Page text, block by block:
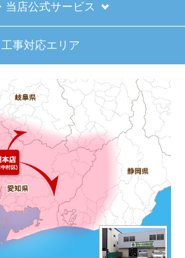
給湯器 【注文時期】2025
ルから）
だ理由は？】
いて2回目の利用です。価格が
の構成から見てしっかりして
いたので再度利用。やはり
対応してもらえました。
で届きましたか？】
注の2週間先にしていたので、
定通りに工事前に到着。
当店公式サービス
事対応エリア